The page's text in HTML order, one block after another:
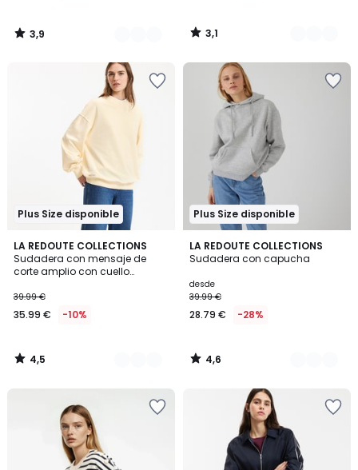
de
39.99
3,9
/
3,1
/
Plus Size disponible
LA REDOUTE COLLECTIONS
Sudadera con mensaje de
corte amplio con cuello
39.99 €
35.99 € -10%
4,5
/ 5
2
Colores
4,5
/
Plus Size disponible
LA REDOUTE COLLECTIONS
Sudadera con capucha
desde
39.99 €
28.79 € -28%
4,6
/ 5
2
Colores
4,6
/